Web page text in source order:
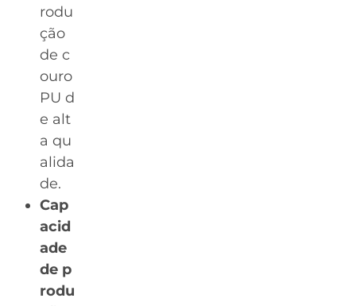
rodu
ção
de c
ouro
PU d
e alt
a qu
alida
de.
Cap
acid
ade
de p
rodu